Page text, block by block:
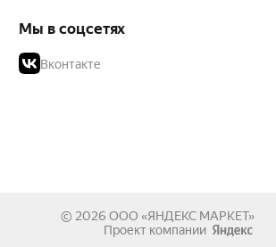
Мы в соцсетях
Вконтакте
© 2026 ООО «ЯНДЕКС МАРКЕТ»
Проект компании